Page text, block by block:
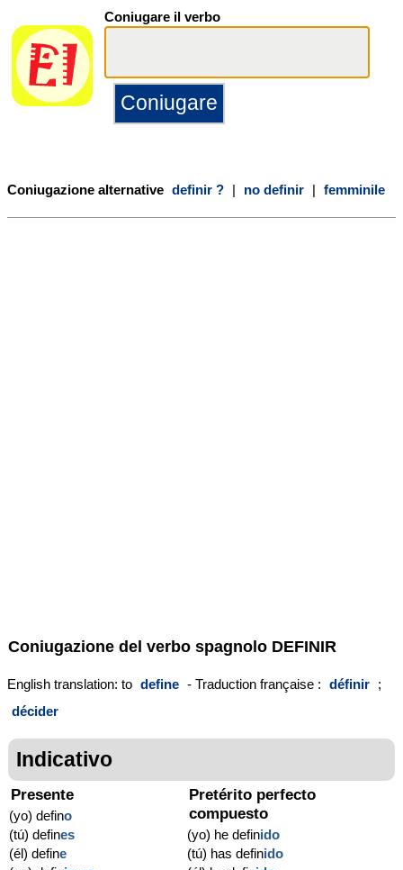
Coniugare il verbo
Coniugazione alternative definir ? | no definir | femminile
Coniugazione del verbo spagnolo DEFINIR
English translation: to define - Traduction française : définir ;
décider
Indicativo
Presente
(yo) defino
(tú) defines
(él) define
Pretérito perfecto
compuesto
(yo) he definido
(tú) has definido